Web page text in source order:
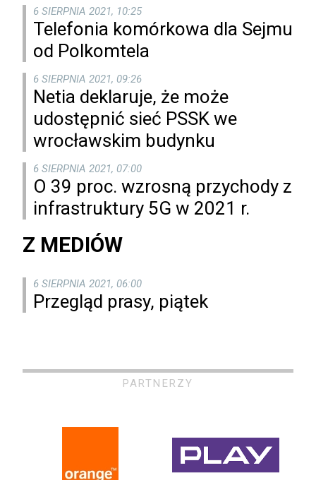
6 SIERPNIA 2021, 10:25
Telefonia komórkowa dla Sejmu
od Polkomtela
6 SIERPNIA 2021, 09:26
Netia deklaruje, że może
udostępnić sieć PSSK we
wrocławskim budynku
6 SIERPNIA 2021, 07:00
O 39 proc. wzrosną przychody z
infrastruktury 5G w 2021 r.
Z MEDIÓW
6 SIERPNIA 2021, 06:00
Przegląd prasy, piątek
PARTNERZY